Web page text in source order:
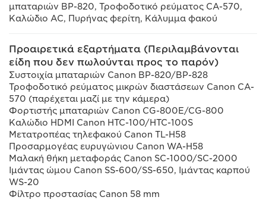
μπαταριών BP-820, Τροφοδοτικό ρεύματος CA-570,
Καλώδιο AC, Πυρήνας φερίτη, Κάλυμμα φακού
Προαιρετικά εξαρτήματα (Περιλαμβάνονται
είδη που δεν πωλούνται προς το παρόν)
Συστοιχία μπαταριών Canon BP-820/BP-828
Τροφοδοτικό ρεύματος μικρών διαστάσεων Canon CA-
570 (παρέχεται μαζί με την κάμερα)
Φορτιστής μπαταριών Canon CG-800E/CG-800
Καλώδιο HDMI Canon HTC-100/HTC-100S
Μετατροπέας τηλεφακού Canon TL-H58
Προσαρμογέας ευρυγώνιου Canon WA-H58
Μαλακή θήκη μεταφοράς Canon SC-1000/SC-2000
Ιμάντας ώμου Canon SS-600/SS-650, Ιμάντας καρπού
WS-20
Φίλτρο προστασίας Canon 58 mm